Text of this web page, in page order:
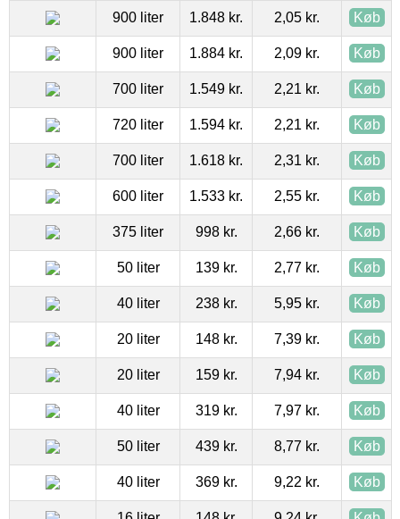
900 liter 1.848 kr. 2,05 kr. Køb
900 liter 1.884 kr. 2,09 kr. Køb
700 liter 1.549 kr. 2,21 kr. Køb
720 liter 1.594 kr. 2,21 kr. Køb
700 liter 1.618 kr. 2,31 kr. Køb
600 liter 1.533 kr. 2,55 kr. Køb
375 liter 998 kr. 2,66 kr. Køb
50 liter 139 kr. 2,77 kr. Køb
40 liter 238 kr. 5,95 kr. Køb
20 liter 148 kr. 7,39 kr. Køb
20 liter 159 kr. 7,94 kr. Køb
40 liter 319 kr. 7,97 kr. Køb
50 liter 439 kr. 8,77 kr. Køb
40 liter 369 kr. 9,22 kr. Køb